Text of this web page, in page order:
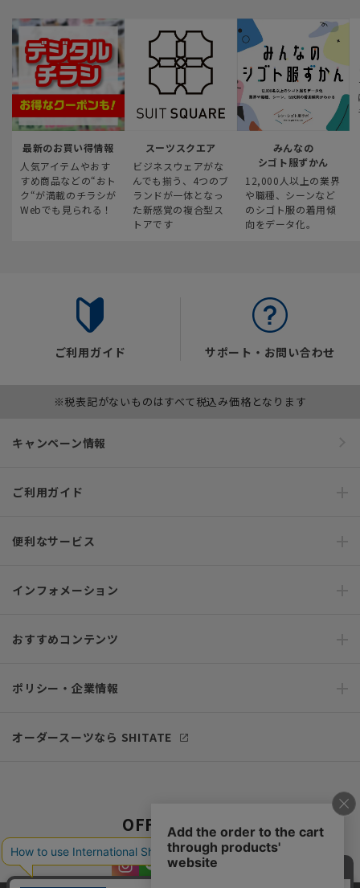
最新のお買い得情報
人気アイテムやおす
すめ商品などの“おト
ク“が満載のチラシが
Webでも見られる！
スーツスクエア
ビジネスウェアがな
んでも揃う、4つのブ
ランドが一体となっ
た新感覚の複合型ス
トアです
みんなの
シゴト服ずかん
12,000人以上の業界
や職種、シーンなど
のシゴト服の着用傾
向をデータ化。
ご利用ガイド サポート・お問い合わせ
※税表記がないものはすべて税込み価格となります
キャンペーン情報
ご利用ガイド
便利なサービス
インフォメーション
おすすめコンテンツ
ポリシー・企業情報
オーダースーツなら SHITATE
OFFICIAL SNS